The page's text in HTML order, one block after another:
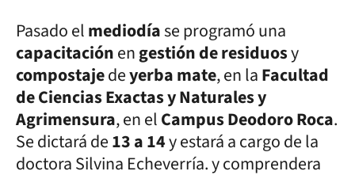
Pasado elmediodíase programó una
capacitaciónengestión de residuosy
compostajedeyerba mate, en laFacultad
de Ciencias Exactas y Naturales y
Agrimensura, en elCampus Deodoro Roca.
Se dictará de13 a 14y estará a cargo de la
doctora Silvina Echeverría. y comprendera